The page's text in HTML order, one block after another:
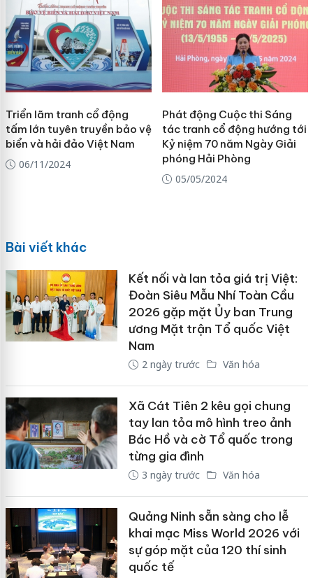
Triển lãm tranh cổ động
tấm lớn tuyên truyền bảo vệ
biển và hải đảo Việt Nam
06/11/2024
Phát động Cuộc thi Sáng
tác tranh cổ động hướng tới
Kỷ niệm 70 năm Ngày Giải
phóng Hải Phòng
05/05/2024
Bài viết khác
Kết nối và lan tỏa giá trị Việt:
Đoàn Siêu Mẫu Nhí Toàn Cầu
2026 gặp mặt Ủy ban Trung
ương Mặt trận Tổ quốc Việt
Nam
2 ngày trước Văn hóa
Xã Cát Tiên 2 kêu gọi chung
tay lan tỏa mô hình treo ảnh
Bác Hồ và cờ Tổ quốc trong
từng gia đình
3 ngày trước Văn hóa
Quảng Ninh sẵn sàng cho lễ
khai mạc Miss World 2026 với
sự góp mặt của 120 thí sinh
quốc tế